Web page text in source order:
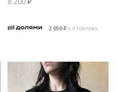
2 050₽х 4 платежа